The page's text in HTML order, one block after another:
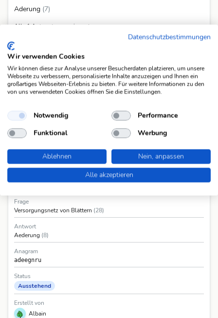
Aderung (7)
Alle 1 Antworten anzeigen
Weitere Fragen mit der Antwort "Aederung"
Die Antwort "Aederung" passt auf 1 weitere Frage in unserer Datenbank.
Blattvervatur
Informationen
Frage
Versorgungsnetz von Blättern (28)
Antwort
Aederung (8)
Anagram
adeegnru
Status
Ausstehend
Erstellt von
Albain
Datenschutzbestimmungen
Wir verwenden Cookies
Wir können diese zur Analyse unserer Besucherdaten platzieren, um unsere
Webseite zu verbessern, personalisierte Inhalte anzuzeigen und Ihnen ein
großartiges Webseiten-Erlebnis zu bieten. Für weitere Informationen zu den
von uns verwendeten Cookies öffnen Sie die Einstellungen.
Notwendig
Performance
Funktional
Werbung
Ablehnen
Nein, anpassen
Alle akzeptieren